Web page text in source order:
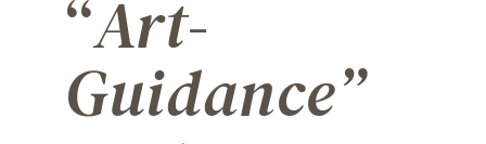
“Art-
Guidance”